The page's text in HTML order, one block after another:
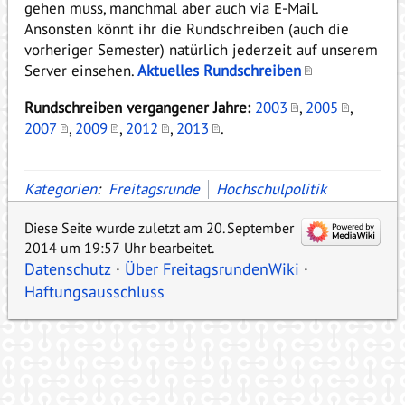
gehen muss, manchmal aber auch via E-Mail.
Ansonsten könnt ihr die Rundschreiben (auch die
vorheriger Semester) natürlich jederzeit auf unserem
Server einsehen.Aktuelles Rundschreiben
Rundschreiben vergangener Jahre: 2003 , 2005
,
2007
, 2009 , 2012 , 2013 .
Kategorien: Freitagsrunde Hochschulpolitik
Diese Seite wurde zuletzt am 20. September
2014 um 19:57 Uhr bearbeitet.
Datenschutz
Über FreitagsrundenWiki
Haftungsausschluss